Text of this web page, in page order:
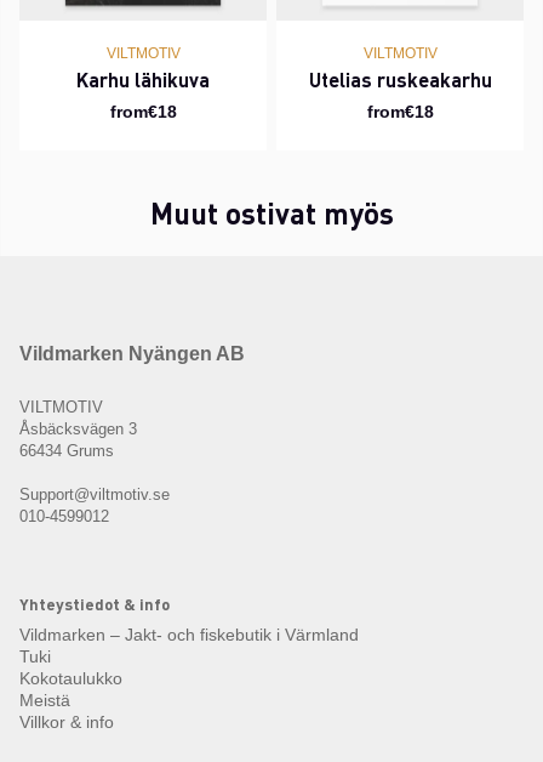
VILTMOTIV
Karhu lähikuva
from€18
VILTMOTIV
Utelias ruskeakarhu
from€18
Muut ostivat myös
Vildmarken Nyängen AB
VILTMOTIV
Åsbäcksvägen 3
66434 Grums
Support@viltmotiv.se
010-4599012
Yhteystiedot & info
Vildmarken – Jakt- och fiskebutik i Värmland
Tuki
Kokotaulukko
Meistä
Villkor & info